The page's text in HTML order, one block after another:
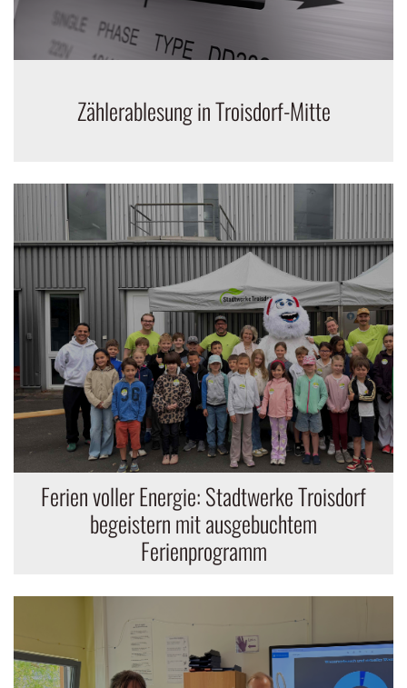
Ferien voller Energie: Stadtwerke Troisdorf
begeistern mit ausgebuchtem
Ferienprogramm